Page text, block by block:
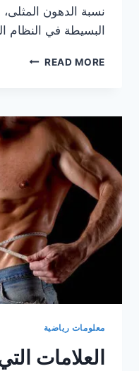
نسبة الدهون
البسيطة في النظام
READ MOREالطريقة
دون
زيادة
نسبة
الدهون:
اكتشف
أسرار
الجسم
المشدود
معلومات رياضية
العلامات